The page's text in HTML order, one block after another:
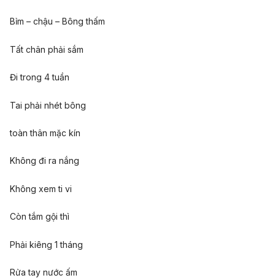
Bỉm – chậu – Bông thấm
Tất chân phải sắm
Đi trong 4 tuần
Tai phải nhét bông
toàn thân mặc kín
Không đi ra nắng
Không xem ti vi
Còn tắm gội thì
Phải kiêng 1 tháng
Rửa tay nước ấm